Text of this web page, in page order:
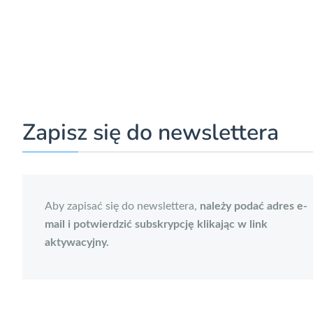
Zapisz się do newslettera
Aby zapisać się do newslettera, należy podać adres e-
mail i potwierdzić subskrypcję klikając w link
aktywacyjny.